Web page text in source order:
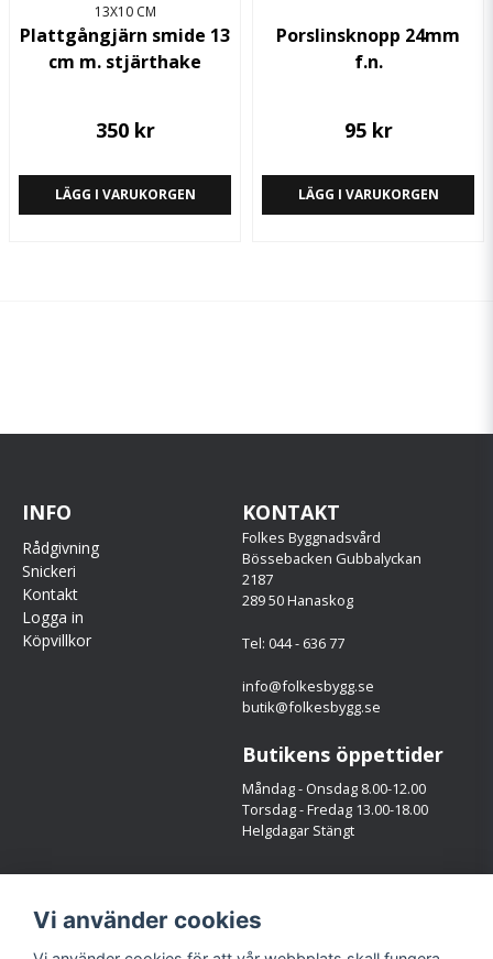
13X10 CM
Plattgångjärn smide 13
cm m. stjärthake
350 kr
LÄGG I VARUKORGEN
Porslinsknopp 24mm
f.n.
95 kr
LÄGG I VARUKORGEN
INFO
Rådgivning
Snickeri
Kontakt
Logga in
Köpvillkor
KONTAKT
Folkes Byggnadsvård
Bössebacken Gubbalyckan
2187
289 50 Hanaskog
Tel: 044 - 636 77
info@folkesbygg.se
butik@folkesbygg.se
Butikens öppettider
Måndag - Onsdag 8.00-12.00
Torsdag - Fredag 13.00-18.00
Helgdagar Stängt
Facebook
Vi använder cookies